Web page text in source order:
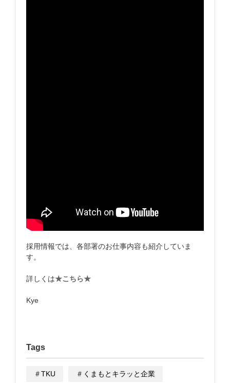
採用情報では、各部署のお仕事内容も紹介していま
す。
詳しくは★こちら★
Kye
Tags
＃TKU ＃ くまもとキラッと企業